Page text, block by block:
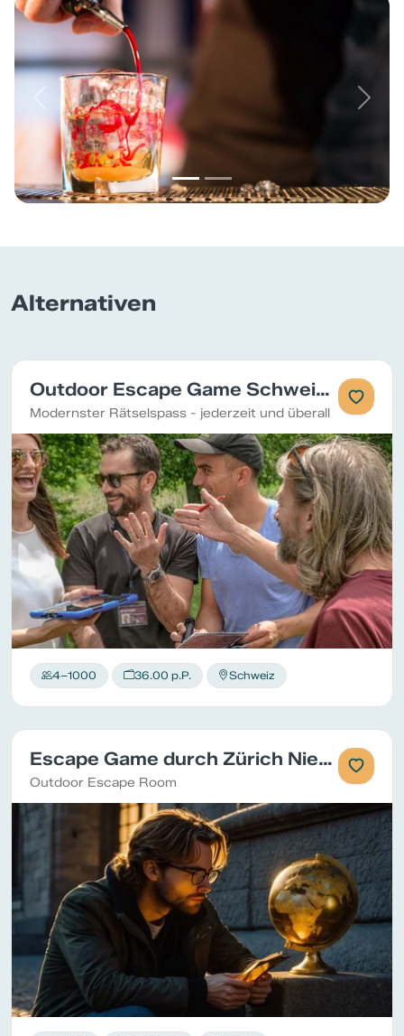
Previous Next
Alternativen
Outdoor Escape Game Schweizweit
Modernster Rätselspass - jederzeit und überall
4–1000 36.00 p.P. Schweiz
Escape Game durch Zürich Niederdorf
Outdoor Escape Room